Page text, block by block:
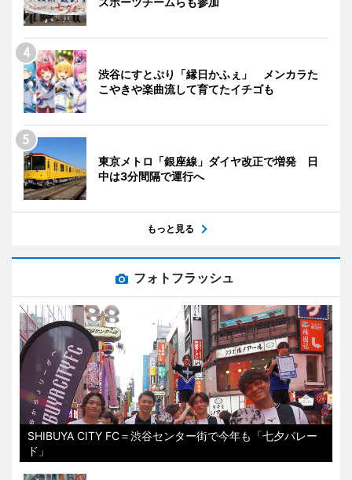
渋谷にすとぷり「縁日かふぇ」 メンカラた
こやきや楽曲流して育てたイチゴも
東京メトロ「銀座線」ダイヤ改正で増発 日
中は3分間隔で運行へ
もっと見る
フォトフラッシュ
SHIBUYA CITY FC＝渋谷センター街で今年も「七夕パレー
ド」